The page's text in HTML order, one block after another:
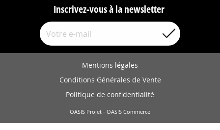
Inscrivez-vous à la newsletter
Mentions légales
Conditions Générales de Vente
Politique de confidentialité
OASIS Projet - OASIS Commerce